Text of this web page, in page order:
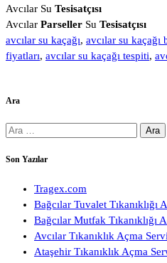
Avcılar Su Tesisatçısı
Avcılar Parseller Su Tesisatçısı
avcılar su kaçağı, avcılar su kaçağı
fiyatları, avcılar su kaçağı tespiti,
Ara
Arama:
Son Yazılar
Tragex.com
Bağcılar Tuvalet Tıkanıklığı
Bağcılar Mutfak Tıkanıklığı
Avcılar Tıkanıklık Açma
Ataşehir Tıkanıklık Açma